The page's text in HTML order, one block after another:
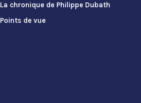
La chronique de Philippe Dubath
Points de vue